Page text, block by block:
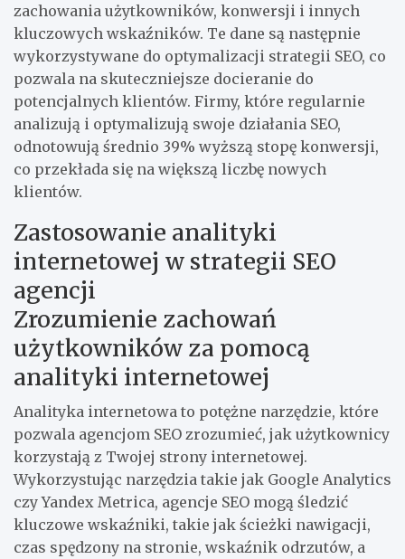
zachowania użytkowników, konwersji i innych
kluczowych wskaźników. Te dane są następnie
wykorzystywane do optymalizacji strategii SEO, co
pozwala na skuteczniejsze docieranie do
potencjalnych klientów. Firmy, które regularnie
analizują i optymalizują swoje działania SEO,
odnotowują średnio 39% wyższą stopę konwersji,
co przekłada się na większą liczbę nowych
klientów.
Zastosowanie analityki
internetowej w strategii SEO
agencji
Zrozumienie zachowań
użytkowników za pomocą
analityki internetowej
Analityka internetowa to potężne narzędzie, które
pozwala agencjom SEO zrozumieć, jak użytkownicy
korzystają z Twojej strony internetowej.
Wykorzystując narzędzia takie jak Google Analytics
czy Yandex Metrica, agencje SEO mogą śledzić
kluczowe wskaźniki, takie jak ścieżki nawigacji,
czas spędzony na stronie, wskaźnik odrzutów, a